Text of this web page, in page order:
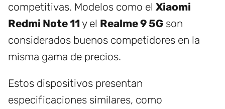
competitivas. Modelos como el Xiaomi
Redmi Note 11 y el Realme 9 5G son
considerados buenos competidores en la
misma gama de precios.
Estos dispositivos presentan
especificaciones similares, como